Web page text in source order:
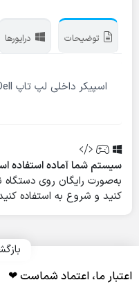
توضیحات درایورها
اسپیکر داخلی لپ تاپ Dell مدل Latitude E6520
سیستم شما آماده استفاده
به‌صورت رایگان روی
کنید و شروع به استفاده
اعتبار ما، اعتماد شماست ❤︎